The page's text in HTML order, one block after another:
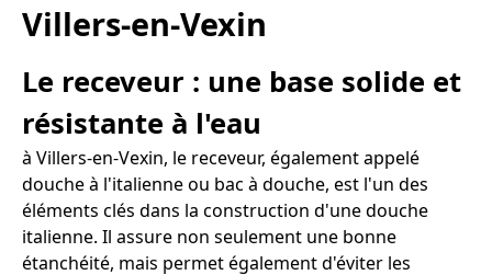
Villers-en-Vexin
Le receveur : une base solide et
résistante à l'eau
à Villers-en-Vexin, le receveur, également appelé
douche à l'italienne ou bac à douche, est l'un des
éléments clés dans la construction d'une douche
italienne. Il assure non seulement une bonne
étanchéité, mais permet également d'éviter les